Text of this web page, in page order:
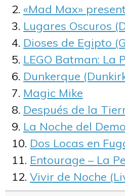
«Mad Max»
Lugares Oscuros
Dioses de Egipto
LEGO Batman: La
Dunkerque
Magic Mike
Después de la
La Noche del
Dos Locas en
Entourage – La
Vivir de Noche